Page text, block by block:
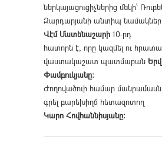
ներկայացուցիչներից մեկի՝
Զարդարյանի անտիպ
Վէմ Մատենաշարի 10-րդ
հատորն է, որը կազմել ու
վաստակաշատ պատմաբան
Փամբուկյանը։
Ժողովածուի համար
գրել բարեխիղճ հետազոտող
Կարո Հովհաննիսյանը։